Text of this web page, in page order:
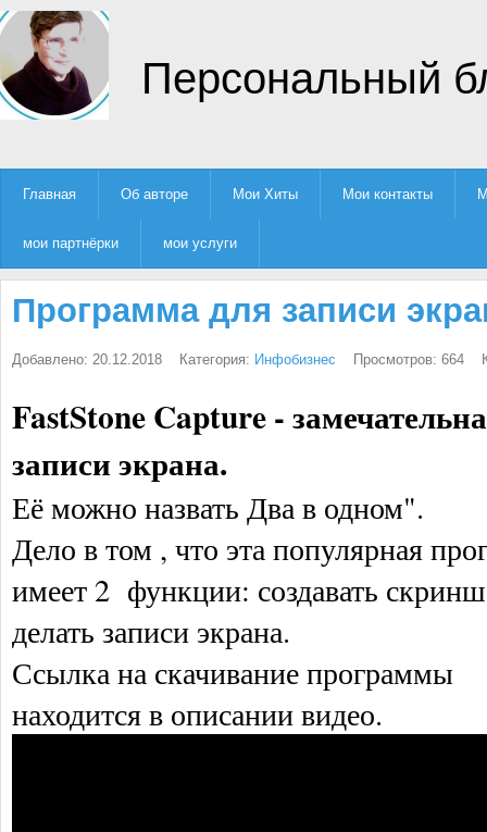
Персональный
Главная Об авторе Мои Хиты Мои контакты
мои партнёрки мои услуги
Программа для записи
Добавлено: 20.12.2018 Категория: Инфобизнес Просмотров: 664
FastStone Capture -
записи экрана.
Её можно назвать Два в одном".
Дело в том , что эта популярная
имеет 2 функции: создавать
делать записи экрана.
Ссылка на скачивание программы
находится в описании видео.